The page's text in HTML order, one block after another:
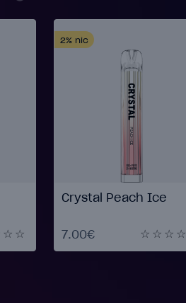
2% nic
Crystal Peach Ice
7.00€